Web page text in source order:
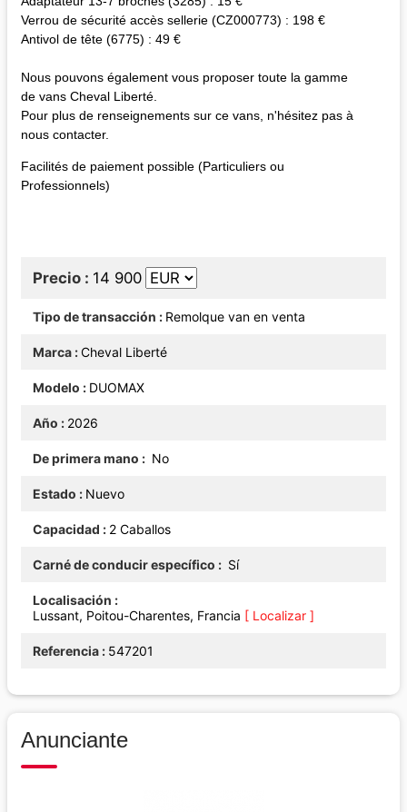
Verrou de sécurité accès sellerie (CZ000773) : 198 €
Antivol de tête (6775) : 49 €
Nous pouvons également vous proposer toute la gamme
de vans Cheval Liberté.
Pour plus de renseignements sur ce vans, n'hésitez pas à
nous contacter.
Facilités de paiement possible (Particuliers ou
Professionnels)
Precio 14 900
Tipo de transacción Remolque van en venta
Marca Cheval Liberté
Modelo DUOMAX
Año 2026
De primera mano No
Estado Nuevo
Capacidad 2 Caballos
Carné de conducir específico Sí
Localisación
Lussant, Poitou-Charentes, Francia [ Localizar ]
Referencia 547201
Anunciante